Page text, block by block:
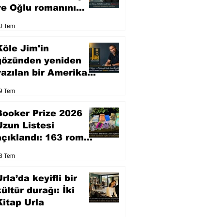
Oğlu romanını
Tem
Jim'in
yeniden
bir Amerikan
Tem
Prize 2026
Listesi
163 roman
Tem
keyifli bir
durağı: İki
Urla